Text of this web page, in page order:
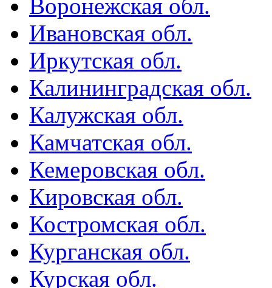
Воронежская обл.
Ивановская обл.
Иркутская обл.
Калининградская обл.
Калужская обл.
Камчатская обл.
Кемеровская обл.
Кировская обл.
Костромская обл.
Курганская обл.
Курская обл.